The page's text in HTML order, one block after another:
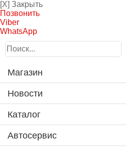
[X] Закрыть
Позвонить
Viber
WhatsApp
Магазин
Новости
Каталог
Автосервис